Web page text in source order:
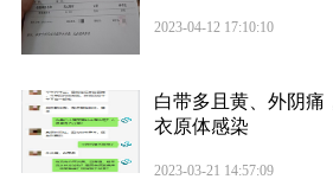
2023-04-12 17:10:10
白带多且黄、外阴痛
衣原体感染
2023-03-21 14:57:09